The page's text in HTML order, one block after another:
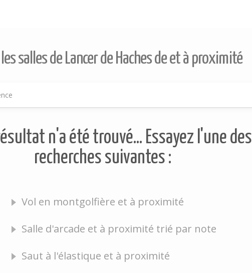
les salles de Lancer de Haches de et à proximité
n'a été trouvé... Essayez l'une des
recherches suivantes :
Vol en montgolfière et à proximité
Salle d'arcade et à proximité trié par note
Saut à l'élastique et à proximité